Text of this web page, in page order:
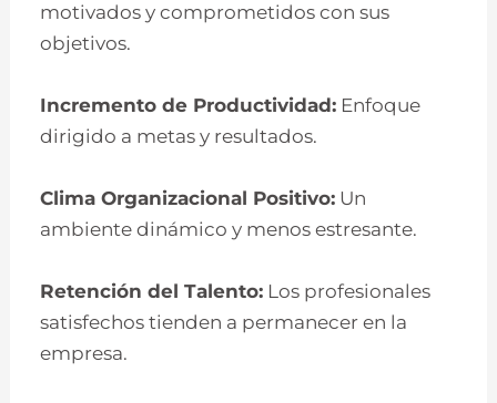
motivados y comprometidos con sus
objetivos.
Incremento de Productividad: Enfoque
dirigido a metas y resultados.
Clima Organizacional Positivo: Un
ambiente dinámico y menos estresante.
Retención del Talento: Los profesionales
satisfechos tienden a permanecer en la
empresa.